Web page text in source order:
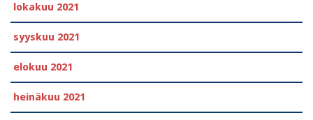
lokakuu 2021
syyskuu 2021
elokuu 2021
heinäkuu 2021